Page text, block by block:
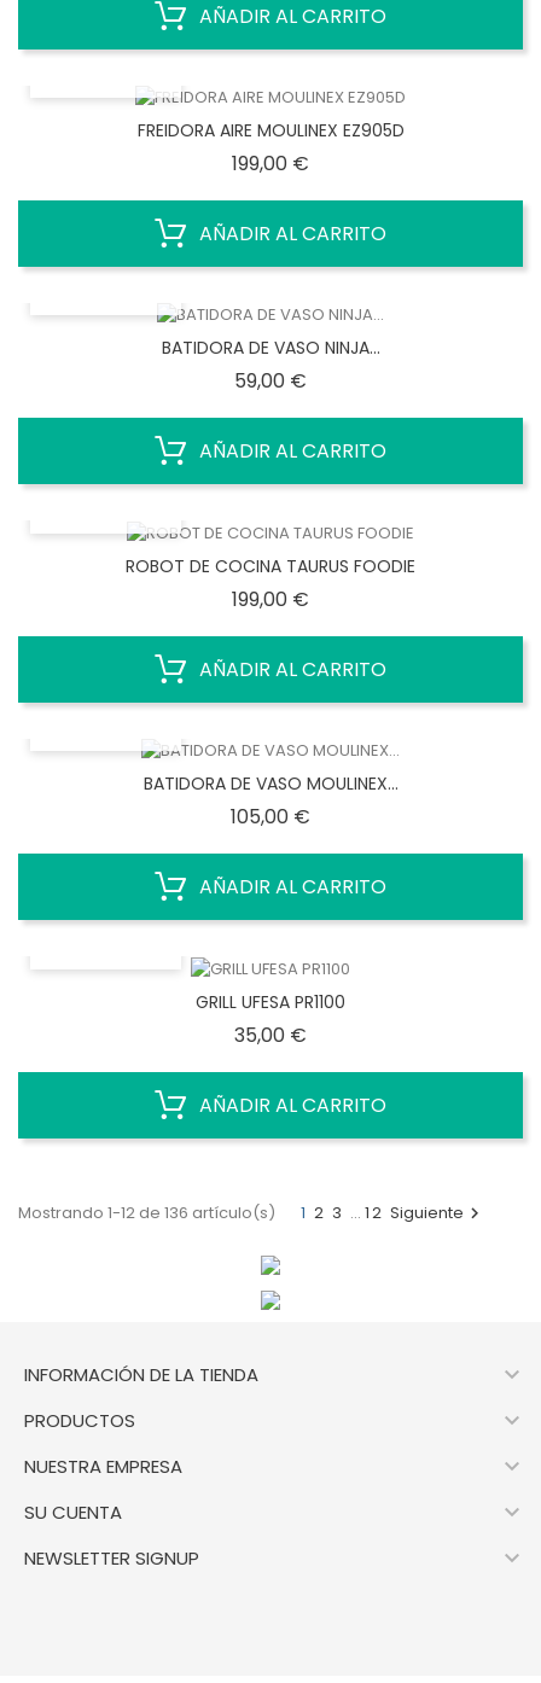
AÑADIR AL CARRITO
FREIDORA AIRE MOULINEX EZ905D
199,00 €
AÑADIR AL CARRITO
BATIDORA DE VASO NINJA...
59,00 €
AÑADIR AL CARRITO
ROBOT DE COCINA TAURUS FOODIE
199,00 €
AÑADIR AL CARRITO
BATIDORA DE VASO MOULINEX...
105,00 €
AÑADIR AL CARRITO
GRILL UFESA PR1100
35,00 €
AÑADIR AL CARRITO
Mostrando 1-12 de 136 artículo(s) 1 2 3 … 12 Siguiente 
INFORMACIÓN DE LA TIENDA 
PRODUCTOS 
NUESTRA EMPRESA 
SU CUENTA 
NEWSLETTER SIGNUP 